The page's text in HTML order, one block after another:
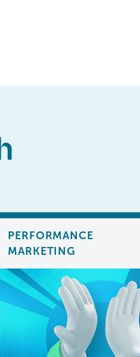
PERFORMANCE
MARKETING